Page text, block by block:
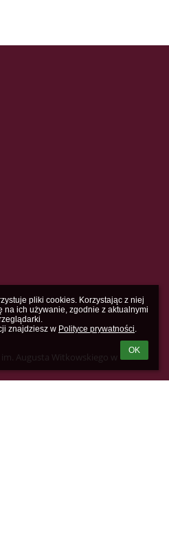
pliki cookies. Korzystając z niej
na ich używanie, zgodnie z aktualnymi
znajdziesz w Polityce prywatności.
OK
Augusta Witkowskiego w